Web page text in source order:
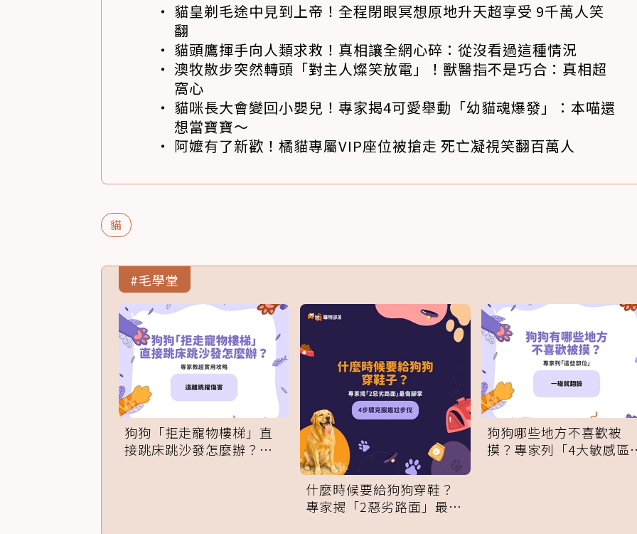
貓皇剃毛途中見到上帝！全程閉眼冥想原地升天超享受 9千萬人笑
翻
貓頭鷹揮手向人類求救！真相讓全網心碎：從沒看過這種情況
澳牧散步突然轉頭「對主人燦笑放電」！獸醫指不是巧合：真相超
窩心
貓咪長大會變回小嬰兒！專家揭4可愛舉動「幼貓魂爆發」：本喵還
想當寶寶～
阿嬤有了新歡！橘貓專屬VIP座位被搶走 死亡凝視笑翻百萬人
貓
#毛學堂
狗狗「拒走寵物樓梯」直
接跳床跳沙發怎麼辦？專
什麼時候要給狗狗穿鞋？
專家揭「2惡劣路面」最傷
狗狗哪些地方不喜歡被
摸？專家列「4大敏感區